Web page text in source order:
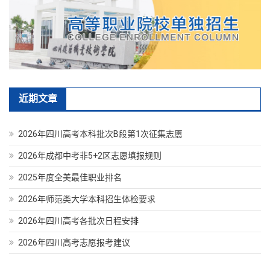
近期文章
2026年四川高考本科批次B段第1次征集志愿
2026年成都中考非5+2区志愿填报规则
2025年度全美最佳职业排名
2026年师范类大学本科招生体检要求
2026年四川高考各批次日程安排
2026年四川高考志愿报考建议